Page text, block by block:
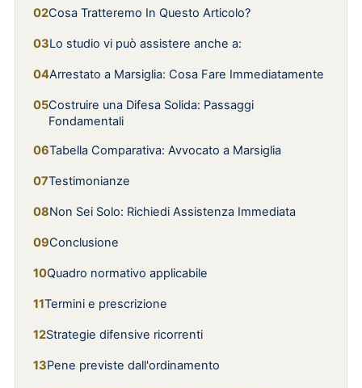
Cosa Tratteremo In Questo Articolo?
Lo studio vi può assistere anche a:
Arrestato a Marsiglia: Cosa Fare Immediatamente
Costruire una Difesa Solida: Passaggi
Fondamentali
Tabella Comparativa: Avvocato a Marsiglia
Testimonianze
Non Sei Solo: Richiedi Assistenza Immediata
Conclusione
Quadro normativo applicabile
Termini e prescrizione
Strategie difensive ricorrenti
Pene previste dall'ordinamento